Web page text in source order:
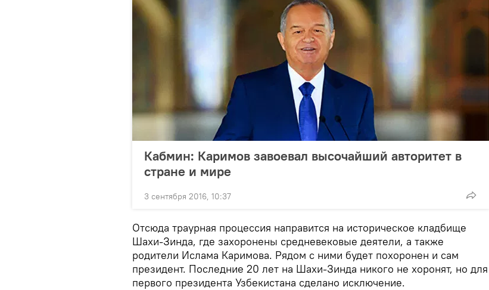
Кабмин: Каримов завоевал высочайший авторитет в
стране и мире
3 сентября 2016, 10:37
Отсюда траурная процессия направится на историческое кладбище
Шахи-Зинда, где захоронены средневековые деятели, а также
родители Ислама Каримова. Рядом с ними будет похоронен и сам
президент. Последние 20 лет на Шахи-Зинда никого не хоронят, но для
первого президента Узбекистана сделано исключение.